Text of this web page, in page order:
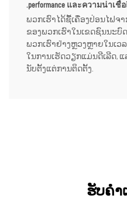
.performance และความน่าเชื่
ພວກເຮົາໄດ້ຊື້ເຄື່ອງປ່ອນໄຟຈາກ
ຂອງພວກເຮົາໃນເຂດຊົນນະບົ
ພວກເຮົາຢ່າງຫຼວງຫຼາຍໃນເວ
ໃນການເຮັດວຽກແມ່ນດີເລີດ,
ນັບຕັ້ງແຕ່ການຕິດຕັ້ງ.
ຮັບຄຳເ